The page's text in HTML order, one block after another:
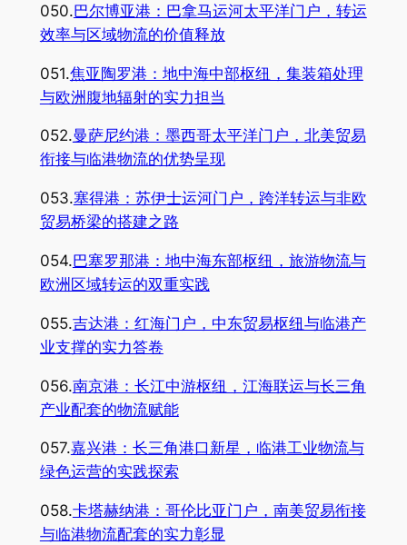
050.巴尔博亚港：巴拿马运河太平洋门户，转运
效率与区域物流的价值释放
051.焦亚陶罗港：地中海中部枢纽，集装箱处理
与欧洲腹地辐射的实力担当
052.曼萨尼约港：墨西哥太平洋门户，北美贸易
衔接与临港物流的优势呈现
053.塞得港：苏伊士运河门户，跨洋转运与非欧
贸易桥梁的搭建之路
054.巴塞罗那港：地中海东部枢纽，旅游物流与
欧洲区域转运的双重实践
055.吉达港：红海门户，中东贸易枢纽与临港产
业支撑的实力答卷
056.南京港：长江中游枢纽，江海联运与长三角
产业配套的物流赋能
057.嘉兴港：长三角港口新星，临港工业物流与
绿色运营的实践探索
058.卡塔赫纳港：哥伦比亚门户，南美贸易衔接
与临港物流配套的实力彰显